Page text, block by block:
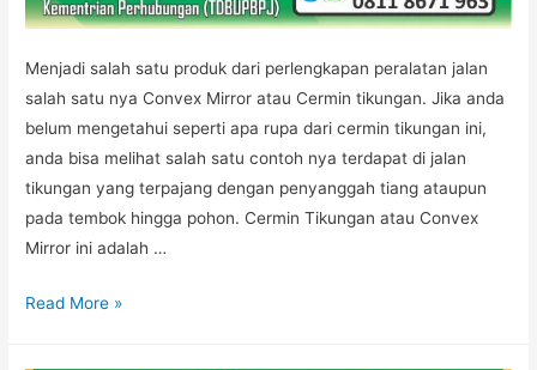
Menjadi salah satu produk dari perlengkapan peralatan jalan
salah satu nya Convex Mirror atau Cermin tikungan. Jika anda
belum mengetahui seperti apa rupa dari cermin tikungan ini,
anda bisa melihat salah satu contoh nya terdapat di jalan
tikungan yang terpajang dengan penyanggah tiang ataupun
pada tembok hingga pohon. Cermin Tikungan atau Convex
Mirror ini adalah …
CERMIN
Read More »